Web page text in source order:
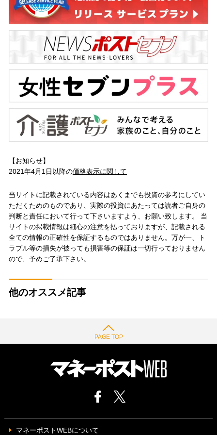
【お知らせ】
2021年4月1日以降の価格表示に関して
当サイトに記載されている内容はあくまでも投資の参考にしてい
ただくためのものであり、実際の投資にあたっては読者ご自身の
判断と責任において行って下さいますよう、お願い致します。 当
サイトの掲載情報は細心の注意を払っておりますが、記載される
全ての情報の正確性を保証するものではありません。万が一、ト
ラブル等の損失が被っても損害等の保証は一切行っておりません
ので、予めご了承下さい。
他のオススメ記事
PAGE TOP
マネーポストWEBについて